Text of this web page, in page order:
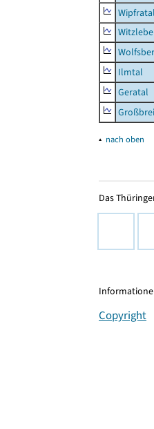
Ilmtal
Geratal
▴ nach oben
Das
Copyright